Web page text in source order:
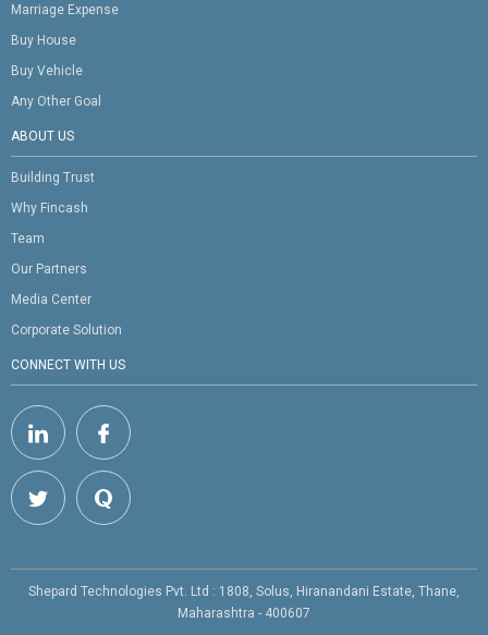
Marriage Expense
Buy House
Buy Vehicle
Any Other Goal
ABOUT US
Building Trust
Why Fincash
Team
Our Partners
Media Center
Corporate Solution
CONNECT WITH US
Shepard Technologies Pvt. Ltd : 1808, Solus, Hiranandani Estate, Thane,
Maharashtra - 400607